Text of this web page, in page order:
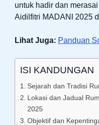
untuk hadir dan
Aidilfitri MADANI 2025
Lihat Juga: Panduan
ISI KANDUNGAN
Sejarah dan Tradisi
Lokasi dan Jadual
2025
Objektif dan